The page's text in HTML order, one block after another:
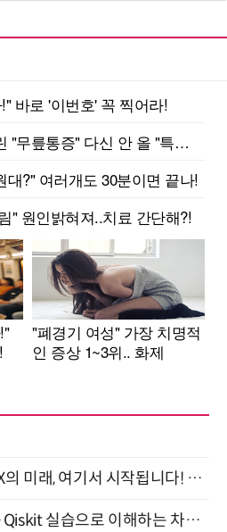
대한민국 인공지능과 UX의 미래, 여기서 시작됩니다! UX Korea 2026 - Fall 9월 2일 개최
“큐비트·양자 알고리즘·Qiskit 실습으로 이해하는 차세대 컴퓨팅” (8/28)